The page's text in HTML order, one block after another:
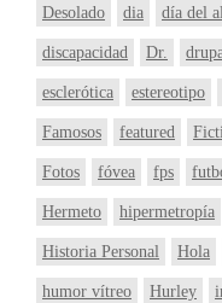
Desolado dia día del
discapacidad Dr.
esclerótica estereotipo
Famosos featured
Fotos fóvea fps
Hermeto hipermetropía
Historia Personal Hola
humor vítreo Hurley